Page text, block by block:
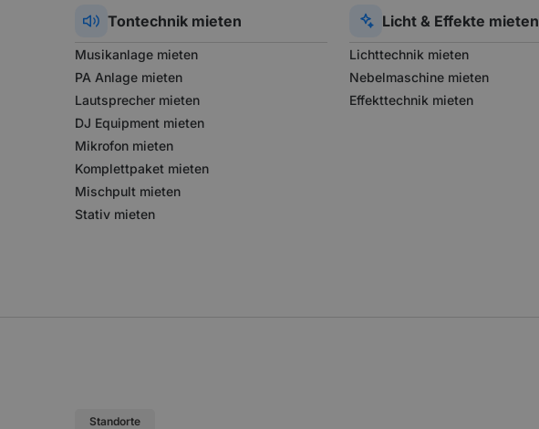
Tontechnik mieten
Musikanlage mieten
PA Anlage mieten
Lautsprecher mieten
DJ Equipment mieten
Mikrofon mieten
Komplettpaket mieten
Mischpult mieten
Stativ mieten
Licht & Effekte mieten
Lichttechnik mieten
Nebelmaschine mieten
Effekttechnik mieten
Standorte